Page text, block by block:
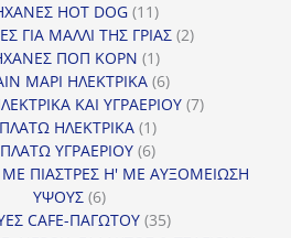
HOT DOG 1111
προϊόντα
ΓΙΑ ΜΑΛΛΙ ΤΗΣ ΓΡΙΑΣ 22
ΠΟΠ ΚΟΡΝ 11
προϊόν
ΜΑΡΙ ΗΛΕΚΤΡΙΚΑ 66
προϊόντα
ΚΑΙ ΥΓΡΑΕΡΙΟΥ 77
ΠΛΑΤΩ ΗΛΕΚΤΡΙΚΑ 11
προϊόν
ΠΛΑΤΩ ΥΓΡΑΕΡΙΟΥ 66
προϊόντα
ΠΙΑΣΤΡΕΣ Η' ΜΕ ΑΥΞΟΜΕΙΩΣΗ
ΥΨΟΥΣ 66
προϊόντα
CAFE-ΠΑΓΩΤΟΥ 3535